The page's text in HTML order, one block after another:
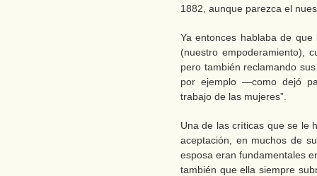
1882, aunque parezca el
Ya entonces hablaba de
(nuestro empoderamiento),
pero también reclamando
por ejemplo —como dejó
trabajo de las mujeres”.
Una de las críticas que se le
aceptación, en muchos de
esposa eran fundamentales
también que ella siempre